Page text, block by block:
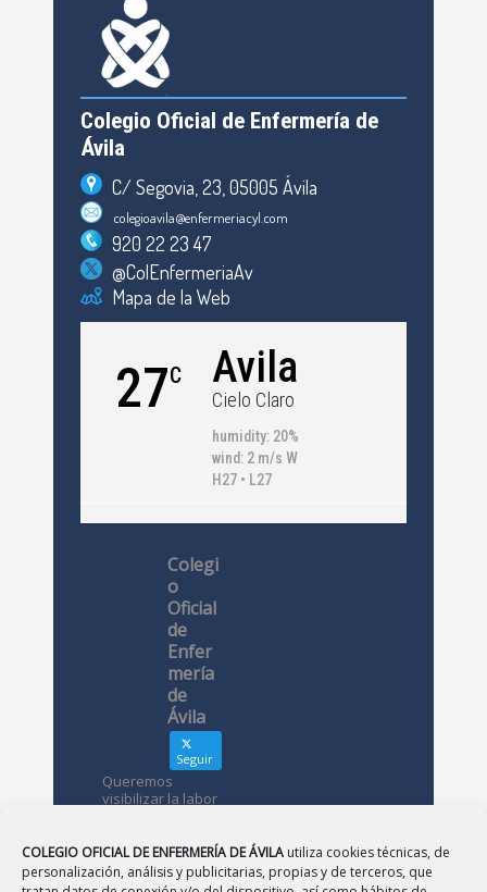
COLEGIO OFICIAL DE ENFERMERÍA DE ÁVILA utiliza cookies técnicas, de
personalización, análisis y publicitarias, propias y de terceros, que
Colegio Oficial de Enfermería de
Ávila
C/ Segovia, 23, 05005 Ávila
colegioavila@enfermeriacyl.com
920 22 23 47
@ColEnfermeriaAv
Mapa de la Web
27C Avila
Cielo Claro
humidity: 20%
wind: 2 m/s W
H27 • L27
Colegi
o
Oficial
de
Enfer
mería
de
Ávila
Seguir
Queremos
visibilizar la labor
conoces?